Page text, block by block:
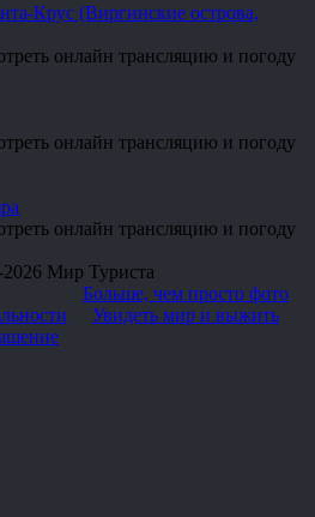
Крус (Виргинские острова,
онлайн трансляцию и погоду
онлайн трансляцию и погоду
онлайн трансляцию и погоду
Мир Туриста
Больше, чем просто фото
Увидеть мир и выжить